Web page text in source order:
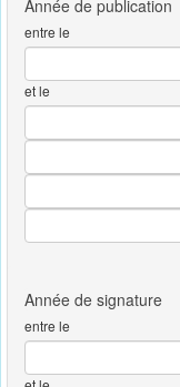
entre le
et le
entre le